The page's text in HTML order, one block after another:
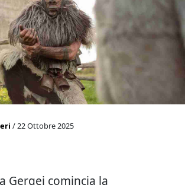
/ 22 Ottobre 2025
Gergei comincia la